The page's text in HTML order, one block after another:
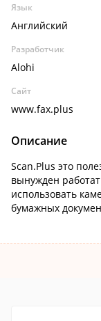
Язык
Английский
Разработчик
Alohi
Сайт
www.fax.plus
Описание
Scan.Plus это
вынужден
использовать
бумажных